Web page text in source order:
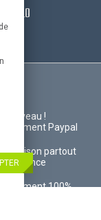
VÉLO
Nouveau !
Paiement Paypal
Livraison partout
en France
Paiement 100%